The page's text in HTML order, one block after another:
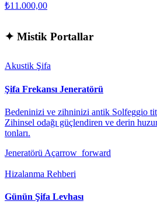
₺11.000,00
✦ Mistik Portallar
Akustik Şifa
Şifa Frekansı Jeneratörü
Bedeninizi ve zihninizi antik Solfeggio
Zihinsel odağı güçlendiren ve derin
tonları.
Jeneratörü Açarrow_forward
Hizalanma Rehberi
Günün Şifa Levhası